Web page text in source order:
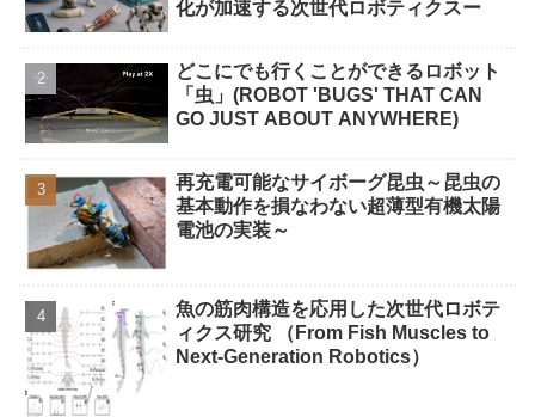
化が加速する次世代ロボティクスー
どこにでも行くことができるロボット
「虫」(ROBOT 'BUGS' THAT CAN
GO JUST ABOUT ANYWHERE)
再充電可能なサイボーグ昆虫～昆虫の
基本動作を損なわない超薄型有機太陽
電池の実装～
魚の筋肉構造を応用した次世代ロボテ
ィクス研究 （From Fish Muscles to
Next-Generation Robotics）